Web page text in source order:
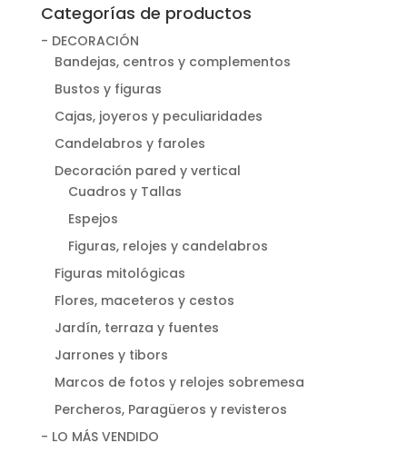
Categorías de productos
- DECORACIÓN
Bandejas, centros y complementos
Bustos y figuras
Cajas, joyeros y peculiaridades
Candelabros y faroles
Decoración pared y vertical
Cuadros y Tallas
Espejos
Figuras, relojes y candelabros
Figuras mitológicas
Flores, maceteros y cestos
Jardín, terraza y fuentes
Jarrones y tibors
Marcos de fotos y relojes sobremesa
Percheros, Paragüeros y revisteros
- LO MÁS VENDIDO